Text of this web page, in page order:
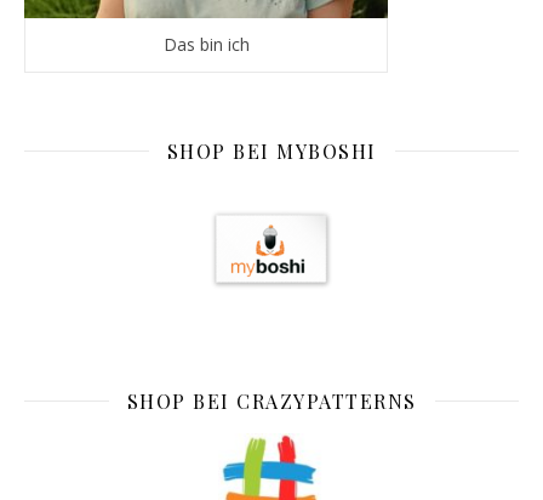
Das bin ich
SHOP BEI MYBOSHI
SHOP BEI CRAZYPATTERNS